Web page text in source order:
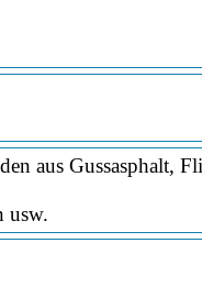
aus Gussasphalt,
usw.